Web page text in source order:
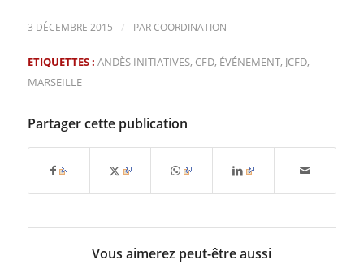
3 DÉCEMBRE 2015 / PARCOORDINATION
ETIQUETTES : ANDÈS INITIATIVES, CFD, ÉVÉNEMENT, JCFD,
MARSEILLE
Partager cette publication
Vous aimerez peut-être aussi